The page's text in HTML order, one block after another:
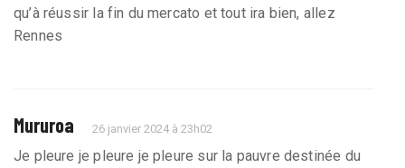
qu’à réussir la fin du mercato et tout ira bien, allez
Rennes
Mururoa 26 janvier 2024 à 23h02
Je pleure je pleure je pleure sur la pauvre destinée du